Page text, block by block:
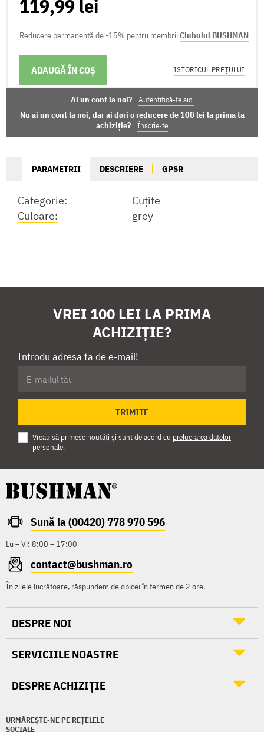
119,99 lei
Reducere permanentă de -15% pentru membrii Clubului BUSHMAN
ADAUGĂ ÎN COȘ
OPȚIUNI DE LIVRARE ISTORICUL PREȚULUI
Ai un cont la noi? Autentifică-te aici
Nu ai un cont la noi, dar ai dori o reducere de 100 lei la prima ta
achiziție?
Înscrie-te
PARAMETRII DESCRIERE GPSR
Categorie:
Cuțite
Culoare:
grey
VREI 100 LEI LA PRIMA
ACHIZIȚIE?
Introdu adresa ta de e-mail!
TRIMITE
Vreau să primesc noutăți și sunt de acord cu prelucrarea datelor
personale.
Sună la (00420) 778 970 596
Lu – Vi: 8:00 – 17:00
contact@bushman.ro
În zilele lucrătoare, răspundem de obicei în termen de 2 ore.
URMĂREȘTE-NE PE REȚELELE
SOCIALE
DESPRE NOI
SERVICIILE NOASTRE
DESPRE ACHIZIȚIE